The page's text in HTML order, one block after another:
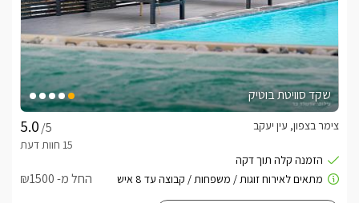
שקד סוויטת בוטיק
/5
צימר בצפון, עין יעקב
החל מ- ₪1500